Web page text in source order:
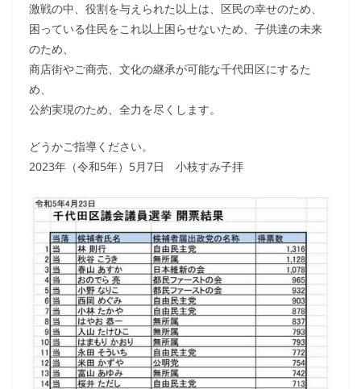
激戦の中、役割を与えられた以上は、区民の幸せのため、
困っている住民をこれ以上困らせないため、子供達の未来
のため、
商店街やご商売、文化の継承が可能な千代田区にするた
め、
公約実現のため、全力を尽くします。
どうかご指導ください。
2023年（令和5年）5月7日 小枝すみ子拝